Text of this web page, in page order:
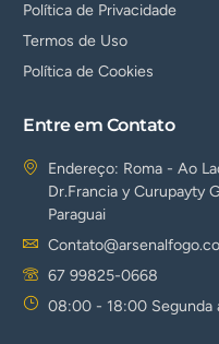
Política de Privacidade
Termos de Uso
Política de Cookies
Entre em Contato
Endereço: Roma - Ao
Dr.Francia y Curupayty
Paraguai
67 99825-0668
08:00 - 18:00 Segunda